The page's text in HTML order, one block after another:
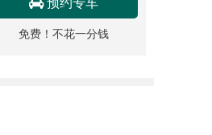
免费！不花一分钱